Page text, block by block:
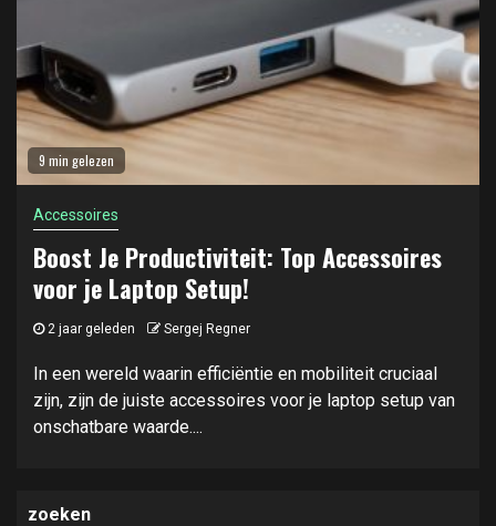
9 min gelezen
Accessoires
Boost Je Productiviteit: Top Accessoires
voor je Laptop Setup!
2 jaar geleden Sergej Regner
In een wereld waarin efficiëntie en mobiliteit cruciaal
zijn, zijn de juiste accessoires voor je laptop setup van
onschatbare waarde....
zoeken